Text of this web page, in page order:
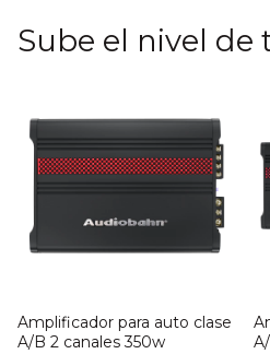
Sube el nivel de
Amplificador para auto clase
A/B 2 canales 350w